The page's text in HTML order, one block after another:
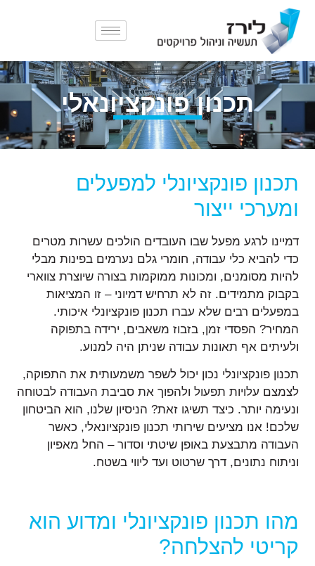
תכנון פונקציונאלי
תכנון פונקציונלי למפעלים
ומערכי ייצור
דמיינו לרגע מפעל שבו העובדים הולכים עשרות מטרים
כדי להביא כלי עבודה, חומרי גלם נערמים בפינות מבלי
להיות מסומנים, ומכונות ממוקמות בצורה שיוצרת צווארי
בקבוק מתמידים. זה לא תרחיש דמיוני – זו המציאות
במפעלים רבים שלא עברו תכנון פונקציונלי איכותי.
המחיר? הפסדי זמן, בזבוז משאבים, ירידה בתפוקה
ולעיתים אף תאונות עבודה שניתן היה למנוע.
תכנון פונקציונלי נכון יכול לשפר משמעותית את התפוקה,
לצמצם עלויות תפעול ולהפוך את סביבת העבודה לבטוחה
ונעימה יותר. כיצד תשיגו זאת? הניסיון שלנו, הוא הביטחון
שלכם! אנו מציעים שירותי תכנון פונקציונאלי, כאשר
העבודה מתבצעת באופן שיטתי וסדור – החל מאפיון
וניתוח נתונים, דרך שרטוט ועד ליווי בשטח.
מהו תכנון פונקציונלי ומדוע הוא
קריטי להצלחה?